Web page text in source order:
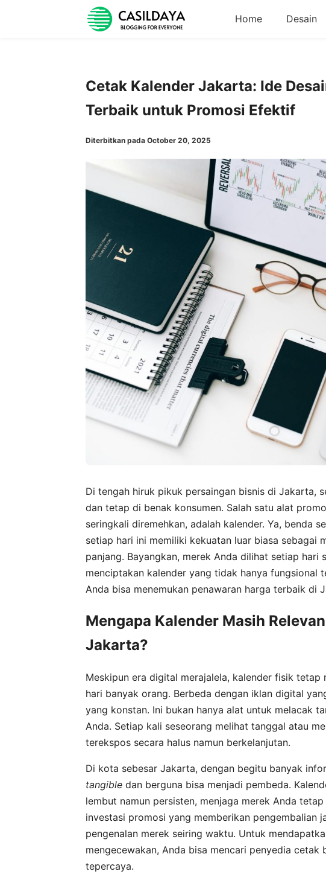
Home Desain
Cetak Kalender Jakarta: Ide
Terbaik untuk Promosi Efektif
Diterbitkan pada October 20, 2025
Di tengah hiruk pikuk persaingan bisnis di Jakarta,
dan tetap di benak konsumen. Salah satu alat
seringkali diremehkan, adalah kalender. Ya, benda
setiap hari ini memiliki kekuatan luar biasa sebagai
panjang. Bayangkan, merek Anda dilihat setiap hari
menciptakan kalender yang tidak hanya fungsional
Anda bisa menemukan penawaran harga terbaik di
Mengapa Kalender Masih
Jakarta?
Meskipun era digital merajalela, kalender fisik
hari banyak orang. Berbeda dengan iklan digital
yang konstan. Ini bukan hanya alat untuk melacak
Anda. Setiap kali seseorang melihat tanggal atau
terekspos secara halus namun berkelanjutan.
Di kota sebesar Jakarta, dengan begitu banyak
tangible dan berguna bisa menjadi pembeda.
lembut namun persisten, menjaga merek Anda
investasi promosi yang memberikan pengembalian
pengenalan merek seiring waktu. Untuk
mengecewakan, Anda bisa mencari penyedia
tepercaya.